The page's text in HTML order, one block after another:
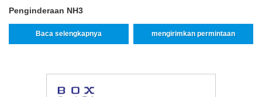
Penginderaan NH3
Baca selengkapnya mengirimkan permintaan